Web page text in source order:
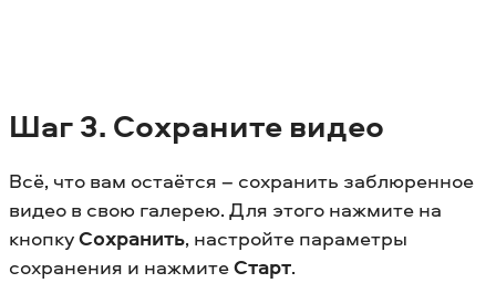
Шаг 3. Сохраните видео
Всё, что вам остаётся – сохранить заблюренное
видео в свою галерею. Для этого нажмите на
кнопкуСохранить, настройте параметры
сохранения и нажмитеСтарт.